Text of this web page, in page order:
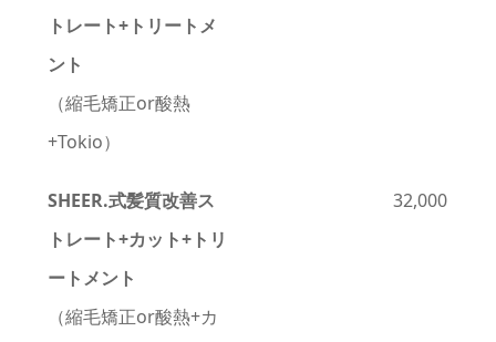
トレート+トリートメ
ント
（縮毛矯正or酸熱
+Tokio）
SHEER.式髪質改善ス
トレート+カット+トリ
ートメント
（縮毛矯正or酸熱+カ
32,000